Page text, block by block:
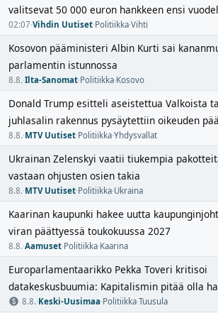
valitsevat 50 000 euron hankkeen ensi
02:07·Vihdin Uutiset·Politiikka·Vihti
Kosovon pääministeri Albin Kurti sai
parlamentin istunnossa
8.8.·Ilta-Sanomat·Politiikka·Kosovo
Donald Trump esitteli aseistettua Valkoista
juhlasalin rakennus pysäytettiin oikeuden
8.8.·MTV Uutiset·Politiikka·Yhdysvallat
Ukrainan Zelenskyi vaatii tiukempia
vastaan ohjusten osien takia
8.8.·MTV Uutiset·Politiikka·Ukraina
Kaarinan kaupunki hakee uutta
viran päättyessä toukokuussa 2027
8.8.·Aamuset·Politiikka·Kaarina
Europarlamentaarikko Pekka Toveri kritisoi
datakeskusbuumia: Kapitalismin pitää olla
8.8.·Keski-Uusimaa·Politiikka·Tuusula